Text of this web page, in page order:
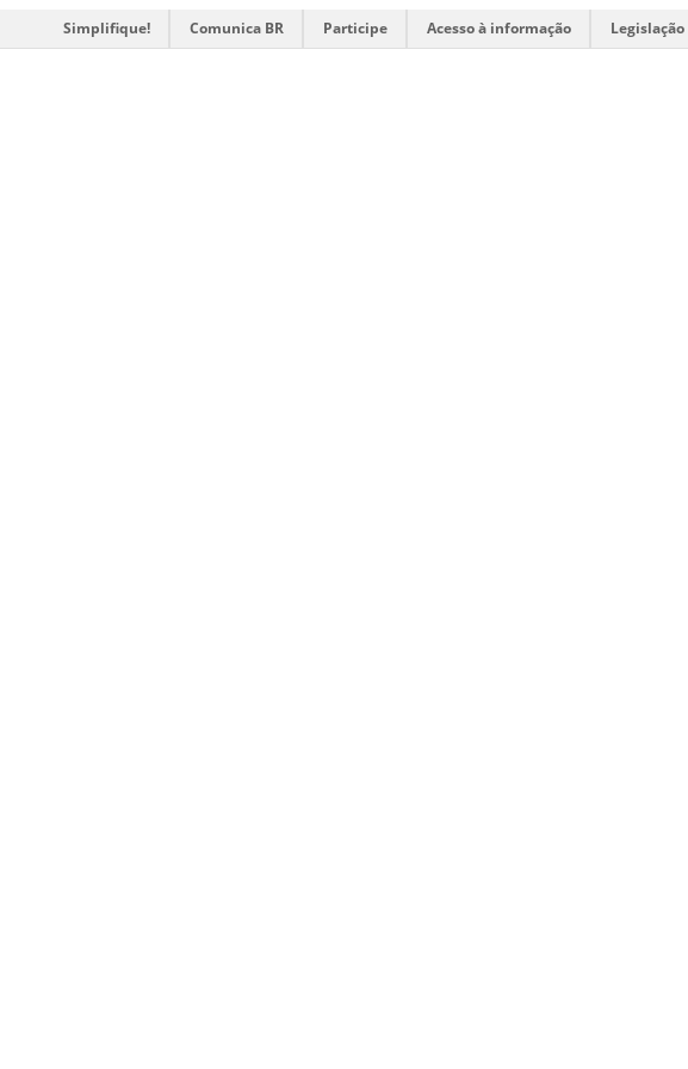
Simplifique! Comunica BR Participe Acesso à informação Legislação